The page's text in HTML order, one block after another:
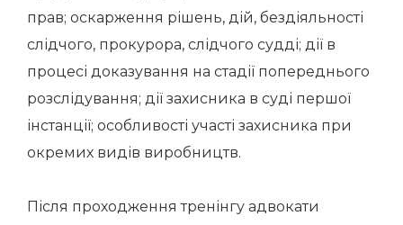
прав; оскарження рішень, дій, бездіяльності
слідчого, прокурора, слідчого судді; дії в
процесі доказування на стадії попереднього
розслідування; дії захисника в суді першої
інстанції; особливості участі захисника при
окремих видів виробництв.
Після проходження тренінгу адвокати